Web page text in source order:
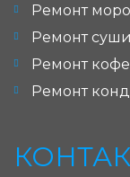
Ремонт
Ремонт
Ремонт
Ремонт